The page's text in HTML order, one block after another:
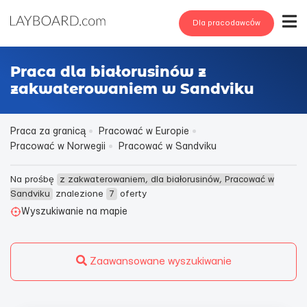
Dla pracodawców
Praca dla białorusinów z
zakwaterowaniem w Sandviku
Praca za granicą
Pracować w Europie
Pracować w Norwegii
Pracować w Sandviku
Na prośbę
z zakwaterowaniem, dla białorusinów, Pracować w
Sandviku
znalezione 7
oferty
Wyszukiwanie na mapie
Zaawansowane wyszukiwanie